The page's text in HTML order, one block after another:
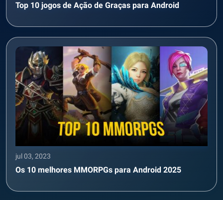
Top 10 jogos de Ação de Graças para Android
jul 03, 2023
Os 10 melhores MMORPGs para Android 2025